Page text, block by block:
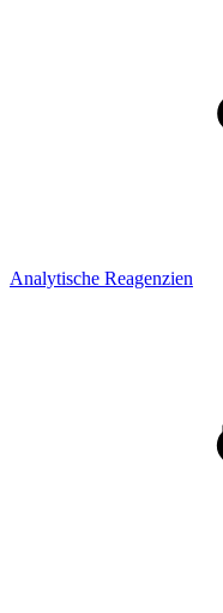
Analytische Reagenzien